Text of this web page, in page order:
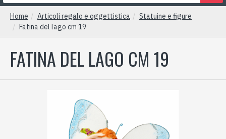
Home Articoli regalo e oggettistica
Statuine e figure
Fatina del lago cm 19
FATINA DEL LAGO CM 19